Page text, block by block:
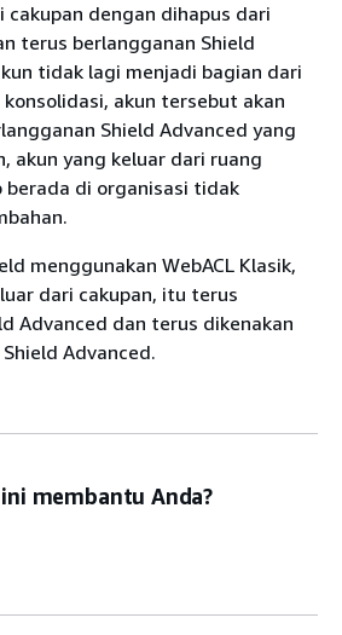
cakupan dengan dihapus dari
terus berlangganan Shield
tidak lagi menjadi bagian dari
akun tersebut akan
Shield Advanced yang
akun yang keluar dari ruang
di organisasi tidak
menggunakan WebACL Klasik,
dari cakupan, itu terus
Advanced dan terus dikenakan
Advanced.
membantu Anda?